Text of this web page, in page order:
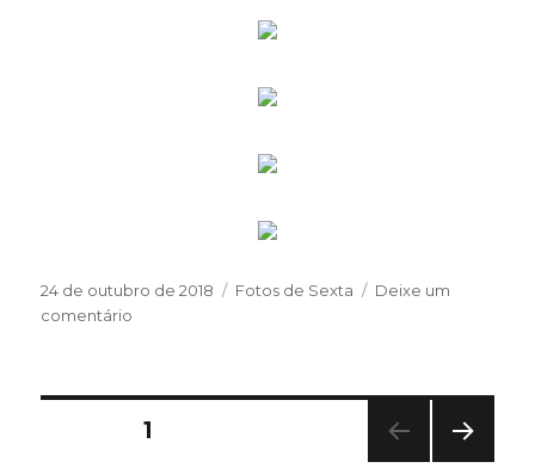
Publicado
em
24 de outubro de 2018 Categorias
Fotos de Sexta
Deixe um
comentário
Paginação
PÁGINA1